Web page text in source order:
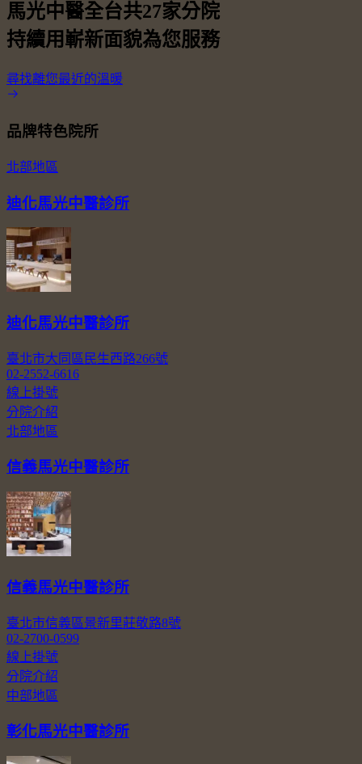
馬光中醫全台共27家分院
持續用嶄新面貌為您服務
尋找離您最近的溫暖
品牌特色院所
北部地區
迪化馬光中醫診所
迪化馬光中醫診所
臺北市大同區民生西路266號
02-2552-6616
線上掛號
分院介紹
北部地區
信義馬光中醫診所
信義馬光中醫診所
臺北市信義區景新里莊敬路8號
02-2700-0599
線上掛號
分院介紹
中部地區
彰化馬光中醫診所